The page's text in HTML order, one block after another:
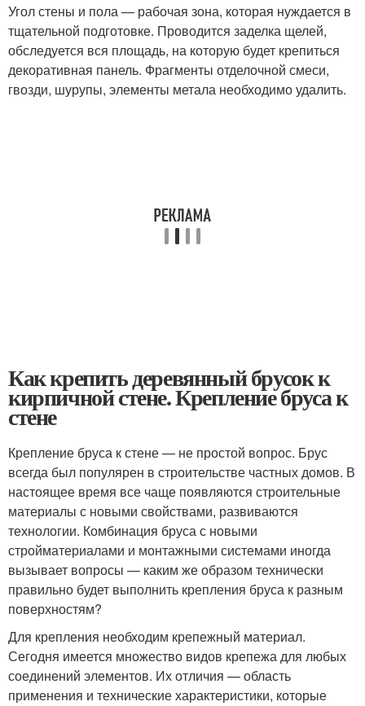
Угол стены и пола — рабочая зона, которая нуждается в
тщательной подготовке. Проводится заделка щелей,
обследуется вся площадь, на которую будет крепиться
декоративная панель. Фрагменты отделочной смеси,
гвозди, шурупы, элементы метала необходимо удалить.
Как крепить деревянный брусок к
кирпичной стене. Крепление бруса к
стене
Крепление бруса к стене — не простой вопрос. Брус
всегда был популярен в строительстве частных домов. В
настоящее время все чаще появляются строительные
материалы с новыми свойствами, развиваются
технологии. Комбинация бруса с новыми
стройматериалами и монтажными системами иногда
вызывает вопросы — каким же образом технически
правильно будет выполнить крепления бруса к разным
поверхностям?
Для крепления необходим крепежный материал.
Сегодня имеется множество видов крепежа для любых
соединений элементов. Их отличия — область
применения и технические характеристики, которые